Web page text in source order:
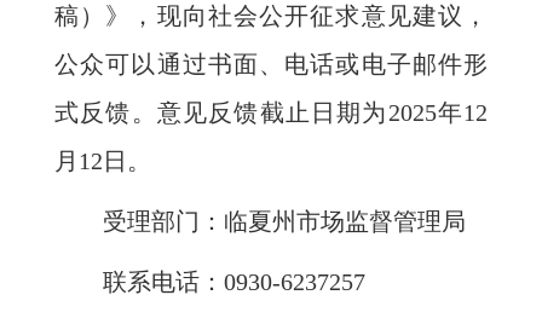
稿）》，现向社会公开征求意见建议，
公众可以通过书面、电话或电子邮件形
式反馈。意见反馈截止日期为2025年12
月12日。
受理部门：临夏州市场监督管理局
联系电话：0930-6237257